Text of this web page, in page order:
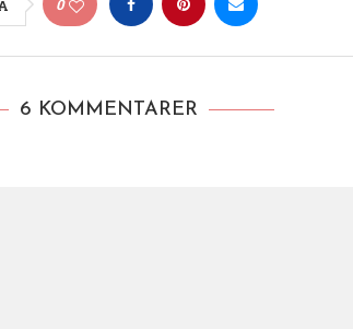
0
6 KOMMENTARER